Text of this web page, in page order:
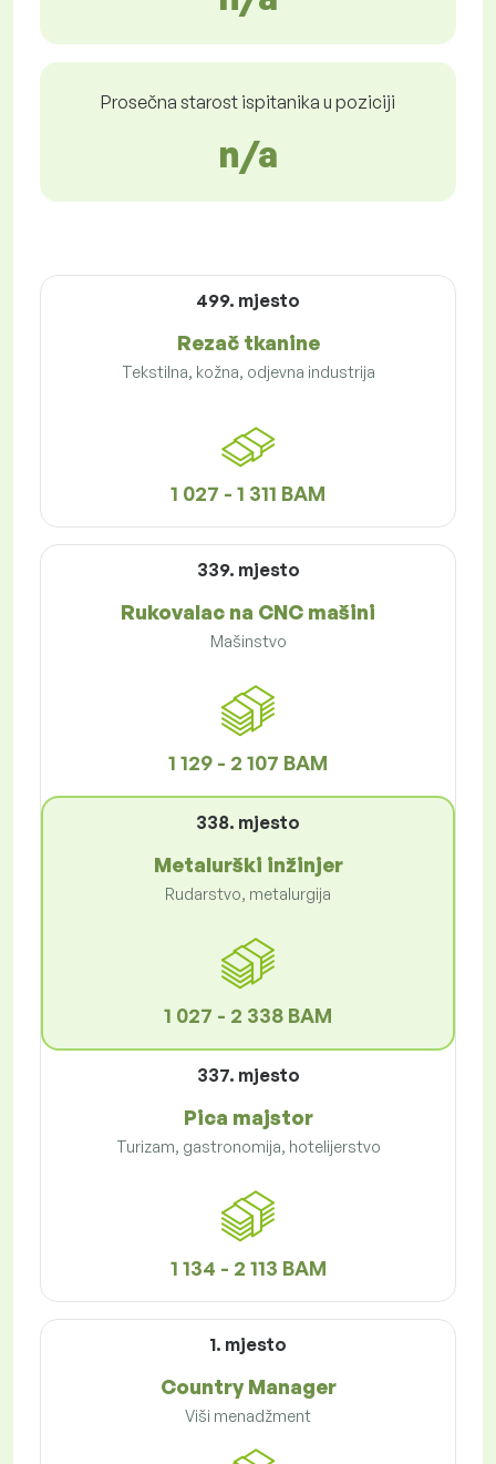
Prosečna starost ispitanika u poziciji
n/a
499. mjesto
Rezač tkanine
Tekstilna, kožna, odjevna industrija
1 027 - 1 311 BAM
339. mjesto
Rukovalac na CNC mašini
Mašinstvo
1 129 - 2 107 BAM
338. mjesto
Metalurški inžinjer
Rudarstvo, metalurgija
1 027 - 2 338 BAM
337. mjesto
Pica majstor
Turizam, gastronomija, hotelijerstvo
1 134 - 2 113 BAM
1. mjesto
Country Manager
Viši menadžment